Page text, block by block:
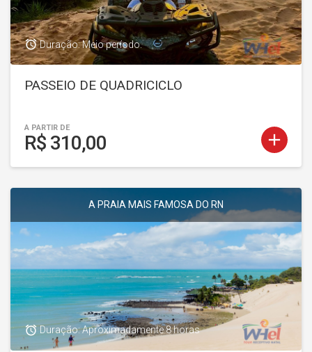
add
access_alarmDuração: Meio período.
PASSEIO DE QUADRICICLO
A PARTIR DE
R$ 310,00
A PRAIA MAIS FAMOSA DO RN
access_alarmDuração: Aproximadamente 8 horas